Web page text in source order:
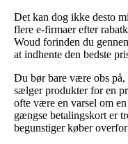
Det kan dog ikke desto
flere e-firmaer efter
Woud forinden du
at indhente den bedste
Du bør bare være obs
sælger produkter for en
ofte være en varsel om
gængse betalingskort er
begunstiger køber